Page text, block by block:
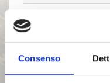
Consenso
al 31/03/
Bilancio